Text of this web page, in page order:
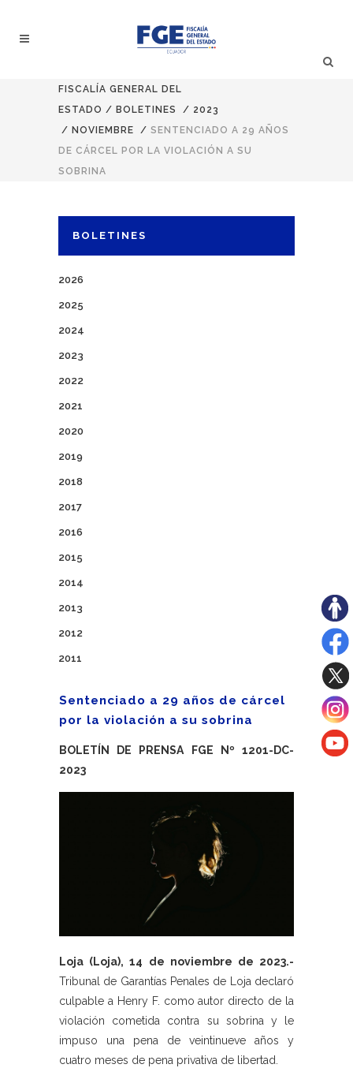
FISCALÍA GENERAL DEL
ESTADO / BOLETINES / 2023
/ NOVIEMBRE / SENTENCIADO A 29 AÑOS
DE CÁRCEL POR LA VIOLACIÓN A SU
SOBRINA
BOLETINES
2026
2025
2024
2023
2022
2021
2020
2019
2018
2017
2016
2015
2014
2013
2012
2011
Sentenciado a 29 años de cárcel
por la violación a su sobrina
BOLETÍN DE PRENSA FGE Nº 1201-DC-
2023
Loja (Loja), 14 de noviembre de 2023.-
Tribunal de Garantías Penales de Loja declaró
culpable a Henry F. como autor directo de la
violación cometida contra su sobrina y le
impuso una pena de veintinueve años y
cuatro meses de pena privativa de libertad.